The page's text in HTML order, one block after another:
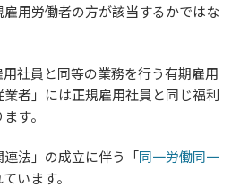
用労働者の方が該当するかではな
社員と同等の業務を行う有期雇用
者」には正規雇用社員と同じ福利
す。
法」の成立に伴う「同一労働同一
います。